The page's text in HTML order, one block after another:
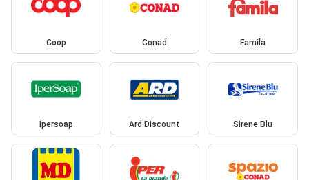
Coop Conad Famila
Ipersoap Ard Discount Sirene Blu